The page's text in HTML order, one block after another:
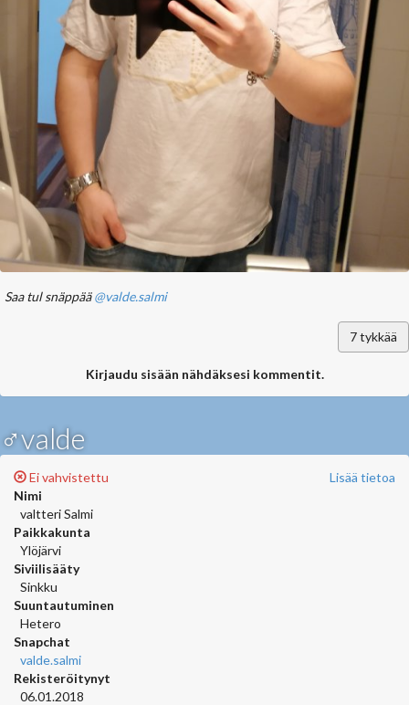
Saa tul snäppää@valde.salmi
7tykkää
Kirjaudu sisään nähdäksesi kommentit.
♂valde
Lisää tietoa
Ei vahvistettu
Nimi
valtteri Salmi
Paikkakunta
Ylöjärvi
Siviilisääty
Sinkku
Suuntautuminen
Hetero
Snapchat
valde.salmi
Rekisteröitynyt
06.01.2018